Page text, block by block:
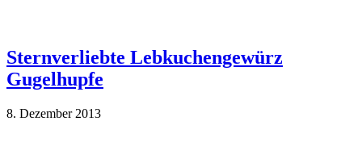
Sternverliebte Lebkuchengewürz
Gugelhupfe
8. Dezember 2013